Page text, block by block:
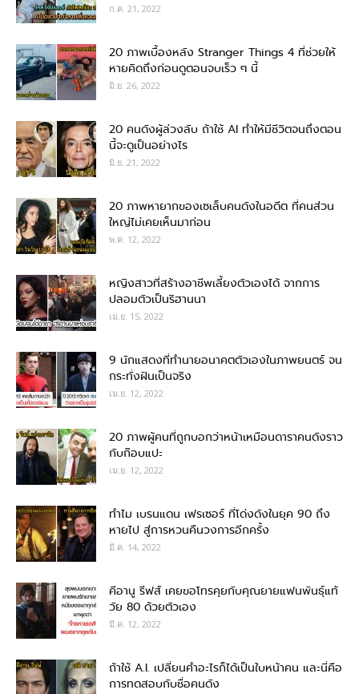
ก.ค. 21, 2022
20 ภาพเบื้องหลัง Stranger Things 4 ที่ช่วยให้
หายคิดถึงก่อนดูตอนจบเร็ว ๆ นี้
มิ.ย. 26, 2022
20 คนดังผู้ล่วงลับ ถ้าใช้ AI ทำให้มีชีวิตจนถึงตอน
นี้จะดูเป็นอย่างไร
มิ.ย. 21, 2022
20 ภาพหายากของเซเล็บคนดังในอดีต ที่คนส่วน
ใหญ่ไม่เคยเห็นมาก่อน
พ.ค. 12, 2022
หญิงสาวที่สร้างอาชีพเลี้ยงตัวเองได้ จากการ
ปลอมตัวเป็นริฮานนา
เม.ย. 15, 2022
9 นักแสดงที่ทำนายอนาคตตัวเองในภาพยนตร์ จน
กระทั่งฝันเป็นจริง
เม.ย. 12, 2022
20 ภาพผู้คนที่ถูกบอกว่าหน้าเหมือนดาราคนดังราว
กับก๊อบแปะ
เม.ย. 12, 2022
ทำไม เบรนแดน เฟรเซอร์ ที่โด่งดังในยุค 90 ถึง
หายไป สู่การหวนคืนวงการอีกครั้ง
มี.ค. 14, 2022
คีอานู รีฟส์ เคยขอโทรคุยกับคุณยายแฟนพันธุ์แท้
วัย 80 ด้วยตัวเอง
มี.ค. 12, 2022
ถ้าใช้ A.I. เปลี่ยนคำอะไรก็ได้เป็นใบหน้าคน และนี่คือ
การทดสอบกับชื่อคนดัง